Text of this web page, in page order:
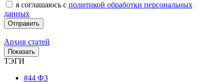
я соглашаюсь с политикой обработки персональных
данных
Архив статей
ТЭГИ
#44 ФЗ